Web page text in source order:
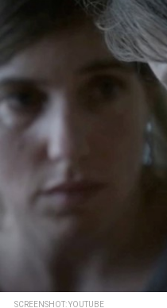
SCREENSHOT: YOUTUBE